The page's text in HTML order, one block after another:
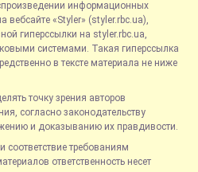
информационных
вебсайте «Styler» (styler.rbc.ua),
гиперссылки на styler.rbc.ua,
системами. Такая гиперссылка
в тексте материала не ниже
точку зрения авторов
согласно законодательству
и доказыванию их правдивости.
соответствие требованиям
ответственность несет